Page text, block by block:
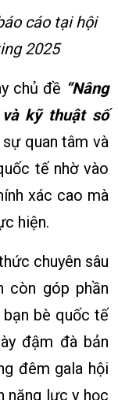
cáo tại hội
2025
chủ đề “Nâng
kỹ thuật số
quan tâm và
tế nhờ vào
xác cao mà
hiện.
chuyên sâu
còn góp phần
bạn bè quốc tế
đậm đà bản
đêm gala hội
năng lực y học